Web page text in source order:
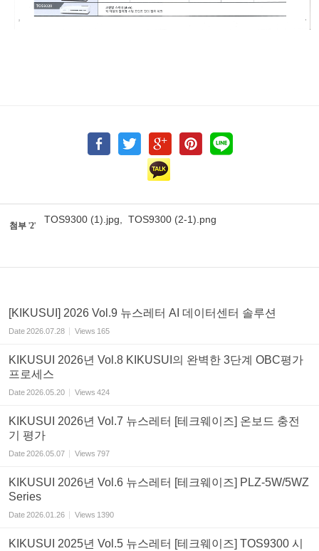
첨부 '2'
TOS9300 (1).jpg, TOS9300 (2-1).png
[KIKUSUI] 2026 Vol.9 뉴스레터 AI 데이터센터 솔루션
Date2026.07.28 Views 165
KIKUSUI 2026년 Vol.8 KIKUSUI의 완벽한 3단계 OBC평가
프로세스
Date2026.05.20 Views 424
KIKUSUI 2026년 Vol.7 뉴스레터 [테크웨이즈] 온보드 충전
기 평가
Date2026.05.07 Views 797
KIKUSUI 2026년 Vol.6 뉴스레터 [테크웨이즈] PLZ-5W/5WZ
Series
Date2026.01.26 Views 1390
KIKUSUI 2025년 Vol.5 뉴스레터 [테크웨이즈] TOS9300 시